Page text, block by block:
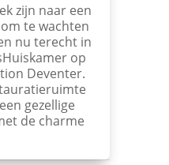
zijn naar een
te wachten
nu terecht in
op
Deventer.
gezellige
de charme